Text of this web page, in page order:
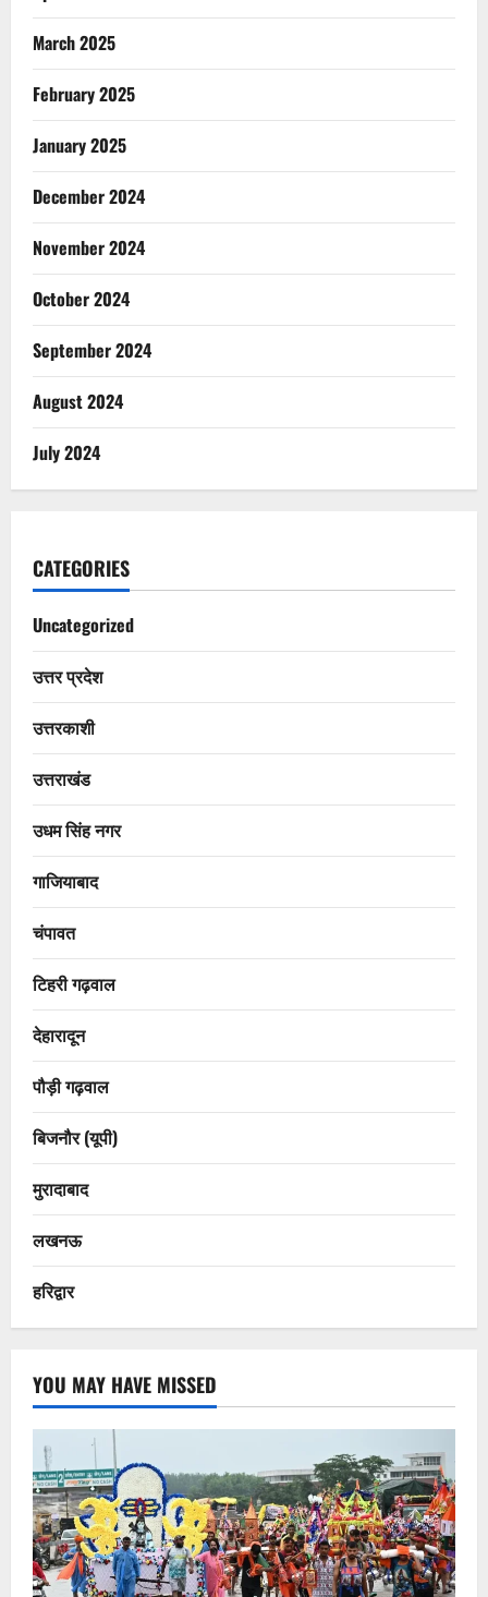
March 2025
February 2025
January 2025
December 2024
November 2024
October 2024
September 2024
August 2024
July 2024
CATEGORIES
Uncategorized
उत्तर प्रदेश
उत्तरकाशी
उत्तराखंड
उधम सिंह नगर
गाजियाबाद
चंपावत
टिहरी गढ़वाल
देहारादून
पौड़ी गढ़वाल
बिजनौर (यूपी)
मुरादाबाद
लखनऊ
हरिद्वार
YOU MAY HAVE MISSED